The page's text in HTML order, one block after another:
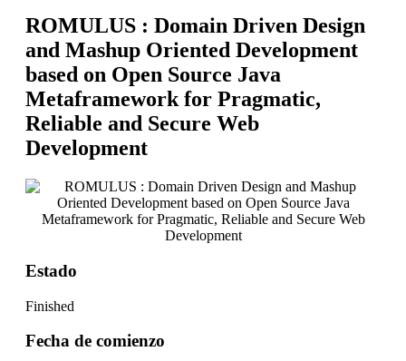
ROMULUS : Domain Driven Design
and Mashup Oriented Development
based on Open Source Java
Metaframework for Pragmatic,
Reliable and Secure Web
Development
Estado
Finished
Fecha de comienzo